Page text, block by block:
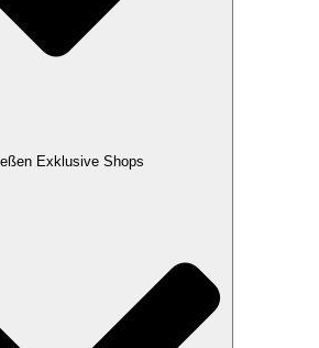
Schließen Exklusive Shops